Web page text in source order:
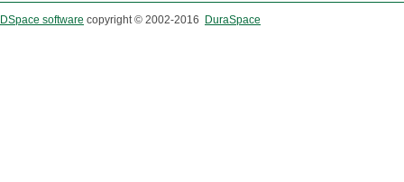
DSpace software copyright © 2002-2016 DuraSpace